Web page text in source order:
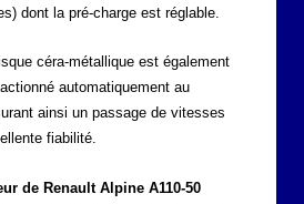
dont la pré-charge est réglable.
céra-métallique est également
automatiquement au
ainsi un passage de vitesses
fiabilité.
de Renault Alpine A110-50